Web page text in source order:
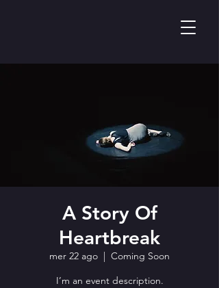
A Story Of
Heartbreak
mer 22 ago
  |
Coming Soon
I’m an event description.